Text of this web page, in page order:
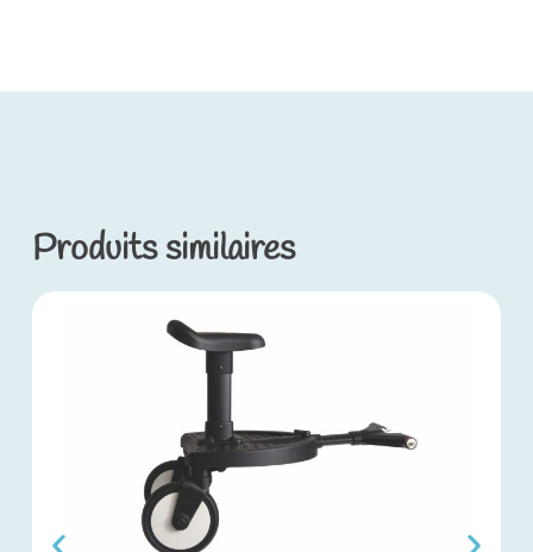
Produits similaires